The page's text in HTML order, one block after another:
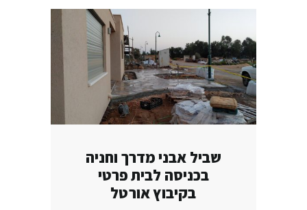
שביל אבני מדרך וחניה
בכניסה לבית פרטי
בקיבוץ אורטל